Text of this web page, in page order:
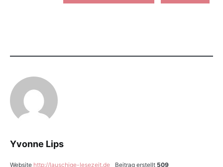
Yvonne Lips
Website http://lauschige-lesezeit.de Beitrag erstellt 509